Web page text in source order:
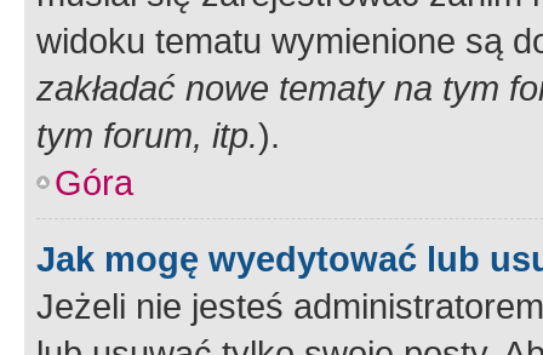
widoku tematu wymienione są
zakładać nowe tematy na tym
tym forum, itp.).
Góra
Jak mogę wyedytować lub
Jeżeli nie jesteś